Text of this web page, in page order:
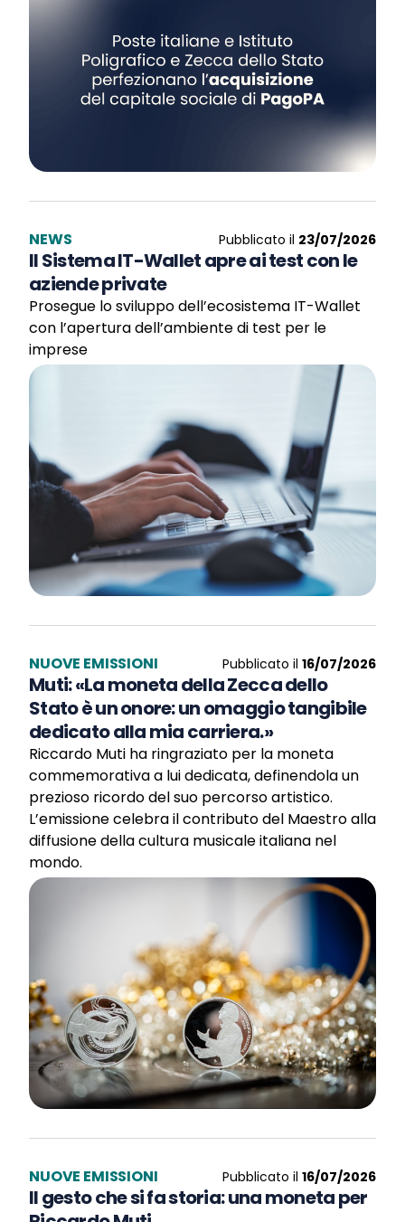
NEWS Pubblicato il 23/07/2026
Il Sistema IT-Wallet apre ai test con le
aziende private
Prosegue lo sviluppo dell’ecosistema IT-Wallet
con l’apertura dell’ambiente di test per le
imprese
NUOVE EMISSIONI Pubblicato il 16/07/2026
Muti: «La moneta della Zecca dello
Stato è un onore: un omaggio tangibile
dedicato alla mia carriera.»
Riccardo Muti ha ringraziato per la moneta
commemorativa a lui dedicata, definendola un
prezioso ricordo del suo percorso artistico.
L’emissione celebra il contributo del Maestro alla
diffusione della cultura musicale italiana nel
mondo.
NUOVE EMISSIONI Pubblicato il 16/07/2026
Il gesto che si fa storia: una moneta per